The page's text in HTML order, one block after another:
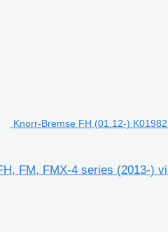
Knorr-Bremse FH (01.12-)
FM, FMX-4 series (2013-)